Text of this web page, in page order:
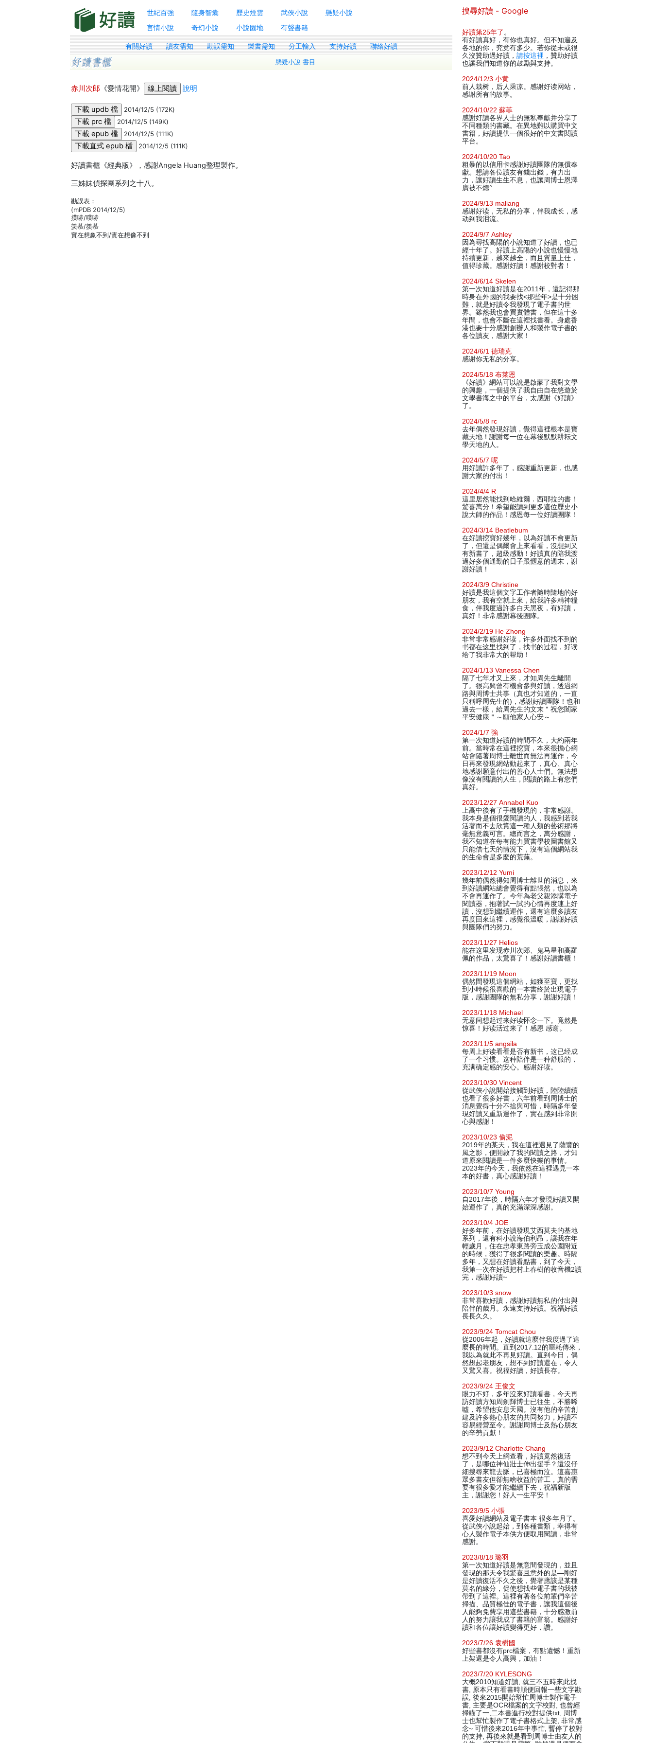
世紀百強 隨身智囊 歷史煙雲 武俠小說
懸疑小說
言情小說
奇幻小說 小說園地 有聲書籍
有關好讀 讀友需知 勘誤需知 製書需知 分工輸入 支持好讀 聯絡好讀
懸疑小說 書目
赤川次郎 《愛情花開》 說明
2014/12/5 (172K)
2014/12/5 (149K)
2014/12/5 (111K)
2014/12/5 (111K)
好讀書櫃《經典版》，感謝Angela Huang整理製作。
三姊妹偵探團系列之十八。
勘誤表：
(mPDB 2014/12/5)
撲哧/噗哧
羡慕/羨慕
實在想象不到/實在想像不到
搜尋好讀 - Google
好讀第25年了 。
有好讀真好，有你也真好。但不知遍及
各地的你，究竟有多少。若你從未或很
久沒贊助過好讀， 請按這裡 ，贊助好讀
也讓我們知道你的鼓勵與支持。
2024/12/3 小黄
前人栽树，后人乘凉。感谢好读网站，
感谢所有的故事。
2024/10/22 蘇菲
感謝好讀各界人士的無私奉獻并分享了
不同種類的書藏。在異地難以購買中文
書籍，好讀提供一個很好的中文書閱讀
平台。
2024/10/20 Tao
粗暴的以信用卡感謝好讀團隊的無償奉
獻。懇請各位讀友有錢出錢，有力出
力，讓好讀生生不息，也讓周博士恩澤
廣被不熄°
2024/9/13 maliang
感谢好读，无私的分享，伴我成长，感
动到我泪流。
2024/9/7 Ashley
因為尋找高陽的小說知道了好讀，也已
經十年了。好讀上高陽的小說也慢慢地
持續更新，越來越全，而且質量上佳，
值得珍藏。感謝好讀！感謝校對者！
2024/6/14 Skelen
第一次知道好讀是在2011年，還記得那
時身在外國的我要找<那些年>是十分困
難，就是好讀令我發現了電子書的世
界。雖然我也會買實體書，但在這十多
年間，也會不斷在這裡找書看。身處香
港也要十分感謝創辦人和製作電子書的
各位讀友，感謝大家！
2024/6/1 德瑞克
感谢你无私的分享。
2024/5/18 布莱恩
《好讀》網站可以說是啟蒙了我對文學
的興趣，一個提供了我自由自在悠遊於
文學書海之中的平台，太感謝《好讀》
了。
2024/5/8 rc
去年偶然發現好讀，覺得這裡根本是寶
藏天地！謝謝每一位在幕後默默耕耘文
學天地的人。
2024/5/7 呢
用好讀許多年了，感謝重新更新，也感
謝大家的付出！
2024/4/4 R
這里居然能找到哈維爾．西耶拉的書！
驚喜萬分！希望能讀到更多這位歷史小
說大師的作品！感恩每一位好讀團隊！
2024/3/14 Beatlebum
在好讀挖寶好幾年，以為好讀不會更新
了，但還是偶爾會上來看看，沒想到又
有新書了，超級感動！好讀真的陪我渡
過好多個通勤的日子跟愜意的週末，謝
謝好讀！
2024/3/9 Christine
好讀是我這個文字工作者隨時隨地的好
朋友，我有空就上來，給我許多精神糧
食，伴我度過許多白天黑夜，有好讀，
真好！非常感謝幕後團隊。
2024/2/19 He Zhong
非常非常感谢好读，许多外面找不到的
书都在这里找到了，找书的过程，好读
给了我非常大的帮助！
2024/1/13 Vanessa Chen
隔了七年才又上來，才知周先生離開
了。很高興曾有機會參與好讀，透過網
路與周博士共事（真也才知道的，一直
只稱呼周先生的)，感謝好讀團隊！也和
過去一樣，給周先生的文末＂祝您闔家
平安健康＂～願他家人心安～
2024/1/7 強
第一次知道好讀的時間不久，大約兩年
前。當時常在這裡挖寶，本來很擔心網
站會隨著周博士離世而無法再運作，今
日再來發現網站動起來了，真心、真心
地感謝願意付出的善心人士們。無法想
像沒有閱讀的人生，閱讀的路上有您們
真好。
2023/12/27 Annabel Kuo
上高中後有了手機發現的，非常感謝。
我本身是個很愛閱讀的人，我感到若我
活著而不去欣賞這一種人類的藝術那將
毫無意義可言。總而言之，萬分感謝，
我不知道在每有能力買書學校圖書館又
只能借七天的情況下，沒有這個網站我
的生命會是多麼的荒蕪。
2023/12/12 Yumi
幾年前偶然得知周博士離世的消息，來
到好讀網站總會覺得有點悵然，也以為
不會再運作了。今年為老父親添購電子
閱讀器，抱著試一試的心情再度連上好
讀，沒想到繼續運作，還有這麼多讀友
再度回來這裡，感覺很溫暖，謝謝好讀
與團隊們的努力。
2023/11/27 Helios
能在这里发现赤川次郎、鬼马星和高羅
佩的作品，太驚喜了！感謝好讀書櫃！
2023/11/19 Moon
偶然間發現這個網站，如獲至寶，更找
到小時候很喜歡的一本書終於出現電子
版，感謝團隊的無私分享，謝謝好讀！
2023/11/18 Michael
无意间想起过来好读怀念一下。竟然是
惊喜！好读活过来了！感恩 感谢。
2023/11/5 angsila
每周上好读看看是否有新书，这已经成
了一个习惯。这种陪伴是一种舒服的，
充满确定感的安心。感谢好读。
2023/10/30 Vincent
從武俠小說開始接觸到好讀，陸陸續續
也看了很多好書，六年前看到周博士的
消息覺得十分不捨與可惜，時隔多年發
現好讀又重新運作了，實在感到非常開
心與感謝！
2023/10/23 偷泥
2019年的某天，我在這裡遇見了薩豐的
風之影，便開啟了我的閱讀之路，才知
道原來閱讀是一件多麼快樂的事情。
2023年的今天，我依然在這裡遇見一本
本的好書，真心感謝好讀！
2023/10/7 Young
自2017年後，時隔六年才發現好讀又開
始運作了，真的充滿深深感謝。
2023/10/4 JOE
好多年前，在好讀發現艾西莫夫的基地
系列，還有科小說海伯利昂，讓我在年
輕歲月，住在忠孝東路旁玉成公園附近
的時候，獲得了很多閱讀的樂趣。時隔
多年，又想在好讀看點書，到了今天，
我第一次在好讀把村上春樹的收音機2讀
完，感謝好讀~
2023/10/3 snow
非常喜歡好讀，感謝好讀無私的付出與
陪伴的歲月。永遠支持好讀。祝福好讀
長長久久。
2023/9/24 Tomcat Chou
從2006年起，好讀就這麼伴我度過了這
麼長的時間。直到2017.12的噩耗傳來，
我以為就此不再見好讀。直到今日，偶
然想起老朋友，想不到好讀還在，令人
又驚又喜。祝福好讀，好讀長存。
2023/9/24 王俊文
眼力不好，多年沒來好讀看書，今天再
訪好讀方知周劍輝博士已往生，不勝唏
噓，希望他安息天國。沒有他的辛苦創
建及許多熱心朋友的共同努力，好讀不
容易經營至今。謝謝周博士及熱心朋友
的辛勞貢獻！
2023/9/12 Charlotte Chang
想不到今天上網查看，好讀竟然復活
了，是哪位神仙壯士伸出援手？還沒仔
細搜尋來龍去脈，已喜極而泣。這嘉惠
眾多書友但卻無啥收益的苦工，真的需
要有很多愛才能繼續下去，祝福新版
主，謝謝您！好人一生平安！
2023/9/5 小張
喜愛好讀網站及電子書本 很多年月了。
從武俠小說起始，到各種書類，幸得有
心人製作電子本供方便取用閱讀，非常
感謝。
2023/8/18 璐羽
第一次知道好讀是無意間發現的，並且
發現的那天令我驚喜且意外的是—剛好
是好讀復活不久之後，覺著應該是某種
莫名的緣分，促使想找些電子書的我被
帶到了這裡。這裡有著各位前輩們辛苦
掃描、品質極佳的電子書，讓我這個後
人能夠免費享用這些書籍，十分感激前
人的努力讓我成了書籍的富翁。感謝好
讀和各位讓好讀變得更好，讚。
2023/7/26 袁樹國
好些書都沒有prc檔案，有點遺憾！重新
上架還是令人高興，加油！
2023/7/20 KYLESONG
大概2010知道好讀, 就三不五時來此找
書, 原本只有看書時順便回報一些文字勘
誤, 後來2015開始幫忙周博士製作電子
書, 主要是OCR檔案的文字校對, 也曾經
掃瞄了一,二本書進行校對提供txt, 周博
士也幫忙製作了電子書格式上架, 非常感
念~ 可惜後來2016年中事忙, 暫停了校對
的支持, 再後來就是看到周博士由友人的